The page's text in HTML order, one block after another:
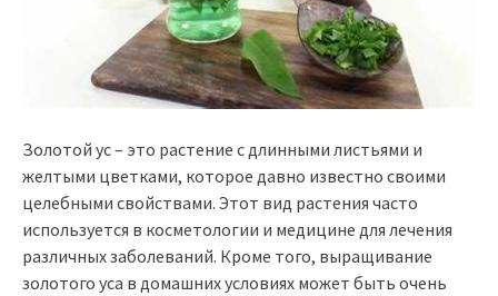
Золотой ус – это растение с длинными листьями и
желтыми цветками, которое давно известно своими
целебными свойствами. Этот вид растения часто
используется в косметологии и медицине для лечения
различных заболеваний. Кроме того, выращивание
золотого уса в домашних условиях может быть очень